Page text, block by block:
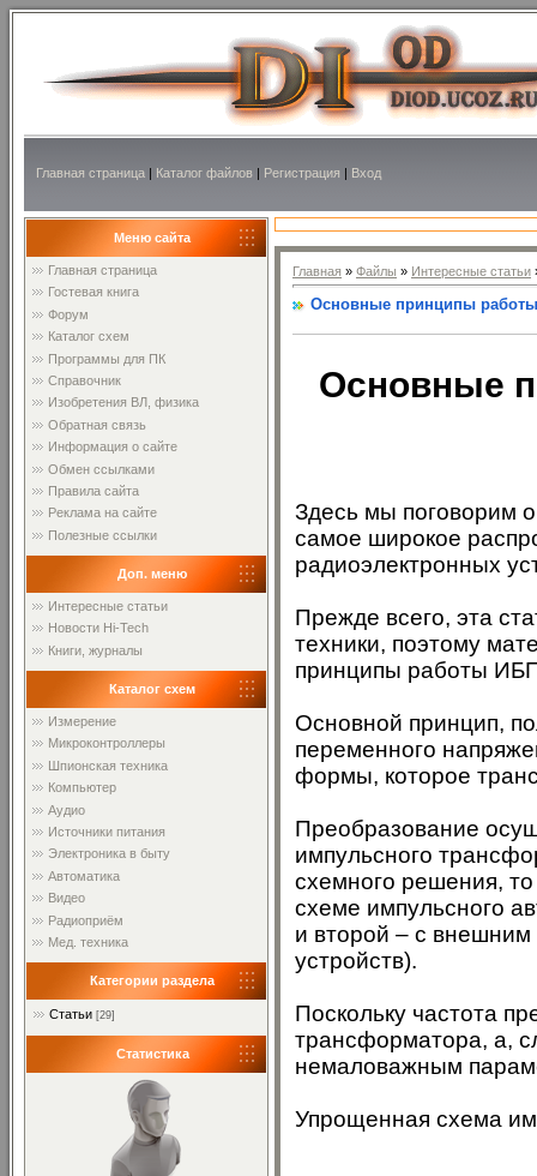
Главная страница | Каталог файлов | Регистрация | Вход
Меню сайта
Главная страница
Гостевая книга
Форум
Каталог схем
Программы для ПК
Справочник
Изобретения ВЛ, физика
Обратная связь
Информация о сайте
Обмен ссылками
Правила сайта
Реклама на сайте
Полезные ссылки
Доп. меню
Интересные статьи
Новости Hi-Tech
Книги, журналы
Каталог схем
Измерение
Микроконтроллеры
Шпионская техника
Компьютер
Аудио
Источники питания
Электроника в быту
Автоматика
Видео
Радиоприём
Мед. техника
Категории раздела
Статьи [29]
Статистика
Главная » Файлы » Интересные статьи
Основные принципы
Основные
Здесь мы поговорим
самое широкое
радиоэлектронных
Прежде всего, эта
техники, поэтому
принципы работы
Основной принцип,
переменного
формы, которое
Преобразование
импульсного
схемного решения,
схеме импульсного
и второй – с
устройств).
Поскольку частота
трансформатора, а,
немаловажным
Упрощенная схема